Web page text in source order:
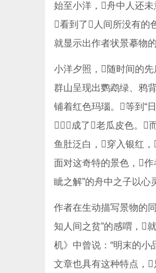
始至小洋，舟中人还
看到了人间所没有的
就显示出作者状景摹物
小洋夕照，随时间的先
群山呈现出鹦鹉绿、鸦
铺着红色玛瑙。等到“
，成了老瓜皮色。
鱼肚泛白，穿入银红，
面对这奇特的景色，
眦之解”的舟中之子以心
作者在生动描写景物的
知人间之贫”的感喟，
机》中曾说：“明末的小
文章也具有这种特点，